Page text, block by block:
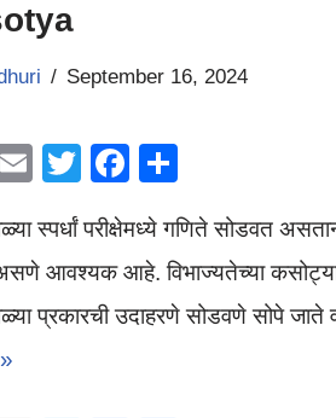
September 16, 2024
W
E
ail
T
tt
er
F
c
e
b
ar
e
स्पर्धां परीक्षेमध्ये गणिते सोडवत
आवश्यक आहे. विभाज्यतेच्या
प्रकारची उदाहरणे सोडवणे सोपे